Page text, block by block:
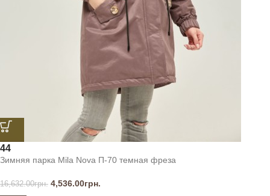
44
Зимняя парка Mila Nova П-70 темная фреза
16,632.00грн. 4,536.00грн.